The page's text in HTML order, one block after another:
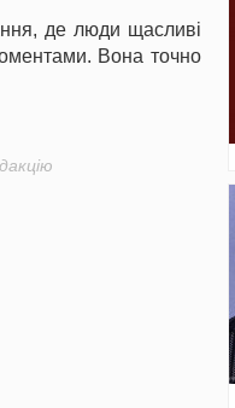
де люди щасливі
Вона точно